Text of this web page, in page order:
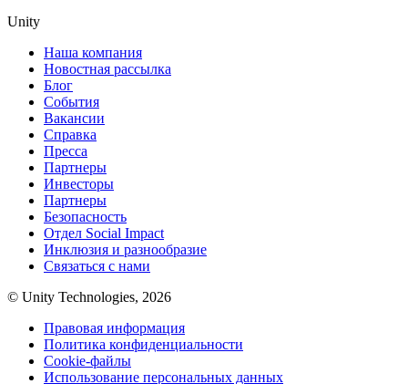
Unity
Наша компания
Новостная рассылка
Блог
События
Вакансии
Справка
Пресса
Партнеры
Инвесторы
Партнеры
Безопасность
Отдел Social Impact
Инклюзия и разнообразие
Связаться с нами
© Unity Technologies, 2026
Правовая информация
Политика конфиденциальности
Cookie-файлы
Использование персональных данных